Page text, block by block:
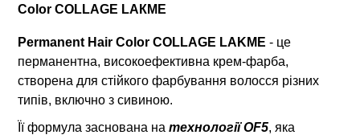
Color COLLAGE LAКME
Permanent Hair Color COLLAGE LAKME - це
перманентна, високоефективна крем-фарба,
створена для стійкого фарбування волосся різних
типів, включно з сивиною.
Її формула заснована натехнології OF5, яка